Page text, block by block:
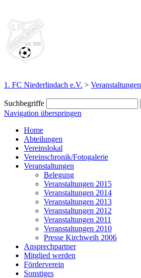
1. FC Niederlindach e.V. > Veranstaltungen
Suchbegriffe
Navigation überspringen
Home
Abteilungen
Vereinslokal
Vereinschronik/Fotogalerie
Veranstaltungen
Belegung
Veranstaltungen 2015
Veranstaltungen 2014
Veranstaltungen 2013
Veranstaltungen 2012
Veranstaltungen 2011
Veranstaltungen 2010
Presse Kirchweih 2006
Ansprechpartner
Mitglied werden
Förderverein
Sonstiges